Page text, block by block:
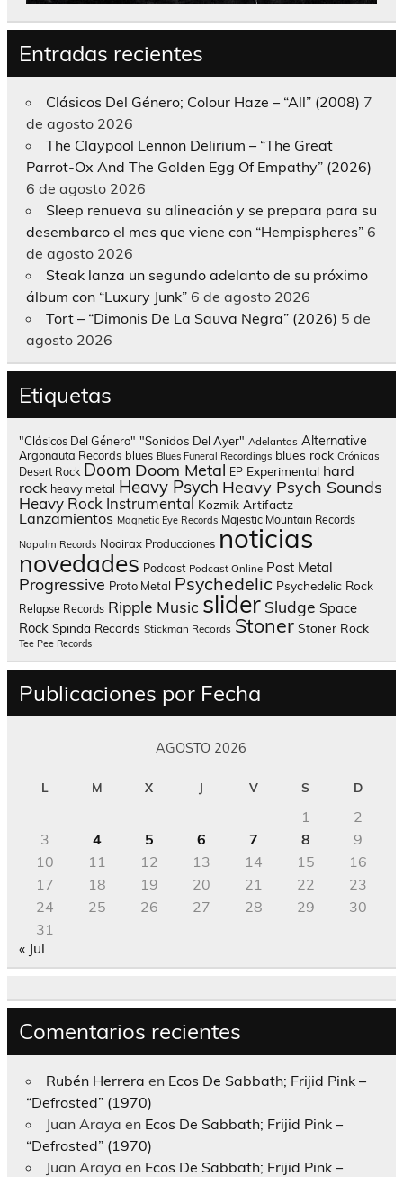
Entradas recientes
Clásicos Del Género; Colour Haze – “All” (2008) 7
de agosto 2026
The Claypool Lennon Delirium – “The Great
Parrot-Ox And The Golden Egg Of Empathy” (2026)
6 de agosto 2026
Sleep renueva su alineación y se prepara para su
desembarco el mes que viene con “Hempispheres” 6
de agosto 2026
Steak lanza un segundo adelanto de su próximo
álbum con “Luxury Junk” 6 de agosto 2026
Tort – “Dimonis De La Sauva Negra” (2026) 5 de
agosto 2026
Etiquetas
"Clásicos Del Género" "Sonidos Del Ayer" Adelantos Alternative
Argonauta Records blues Blues Funeral Recordings blues rock Crónicas
Desert Rock Doom Doom Metal EP Experimental hard
rock heavy metal Heavy Psych Heavy Psych Sounds
Heavy Rock Instrumental Kozmik Artifactz
Lanzamientos Magnetic Eye Records Majestic Mountain Records
Napalm Records Nooirax Producciones noticias
novedades Podcast Podcast Online Post Metal
Progressive Proto Metal Psychedelic Psychedelic Rock
Relapse Records Ripple Music slider Sludge Space
Rock Spinda Records Stickman Records Stoner Stoner Rock
Tee Pee Records
Publicaciones por Fecha
AGOSTO 2026
L M X J V S D
1
2
3
4 5 6 7 8
9
10
11 12 13 14 15
16
17
18 19 20 21 22
23
24
25 26 27 28 29
30
31
« Jul
Comentarios recientes
Rubén Herrera en Ecos De Sabbath; Frijid Pink –
“Defrosted” (1970)
Juan Araya en Ecos De Sabbath; Frijid Pink –
“Defrosted” (1970)
Juan Araya en Ecos De Sabbath; Frijid Pink –